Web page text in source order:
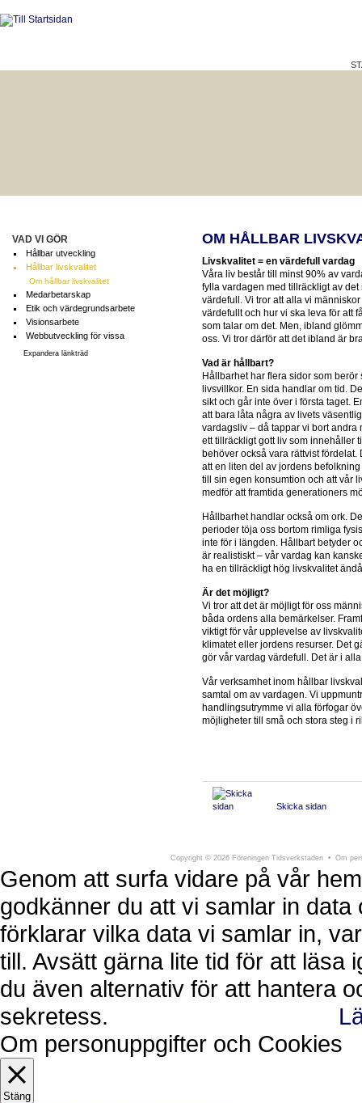
VAD VI GÖR
Hållbar utveckling
Hållbar livskvalitet
Om hållbar livskvalitet
Medarbetarskap
Etik och värdegrundsarbete
Visionsarbete
Webbutveckling för vissa
Expandera länkträd
OM HÅLLBAR
Livskvalitet = en värdefull vardag
Våra liv består till minst 90% av
fylla vardagen med tillräckligt av
värdefull. Vi tror att alla vi
värdefullt och hur vi ska leva för att
som talar om det. Men, ibland
oss. Vi tror därför att det ibland är
Vad är hållbart?
Hållbarhet har flera sidor som
livsvillkor. En sida handlar om tid.
sikt och går inte över i första taget.
att bara låta några av livets
vardagsliv – då tappar vi bort andra
ett tillräckligt gott liv som innehåller
behöver också vara rättvist
att en liten del av jordens
till sin egen konsumtion och att vår
medför att framtida generationers
Hållbarhet handlar också om ork.
perioder töja oss bortom rimliga
inte för i längden. Hållbart betyder
är realistiskt – vår vardag kan
ha en tillräckligt hög livskvalitet
Är det möjligt?
Vi tror att det är möjligt för oss
båda ordens alla bemärkelser.
viktigt för vår upplevelse av
klimatet eller jordens resurser. Det
gör vår vardag värdefull. Det är i
Vår verksamhet inom hållbar
samtal om av vardagen. Vi
handlingsutrymme vi alla förfogar
möjligheter till små och stora steg i
Skicka sidan
Copyright © 2026 Föreningen Tidsverkstaden • Om
Genom att surfa vidare på vår
godkänner du att vi samlar in
förklarar vilka data vi samlar in,
till. Avsätt gärna lite tid för att läsa
du även alternativ för att hantera
sekretess.
Om personuppgifter och Cookies
Stäng